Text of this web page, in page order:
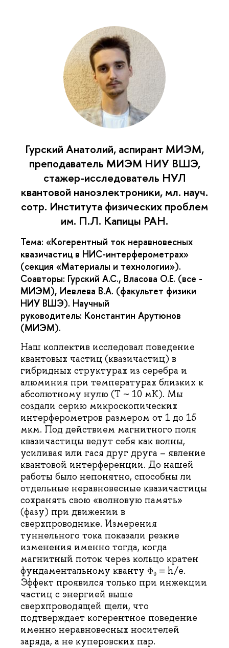
Гурский Анатолий, аспирант МИЭМ,
преподаватель МИЭМ НИУ ВШЭ,
стажер-исследователь НУЛ
квантовой наноэлектроники, мл. науч.
сотр. Института физических проблем
им. П.Л. Капицы РАН.
Тема: «Когерентный ток неравновесных
квазичастиц в НИС-интерферометрах»
(секция «Материалы и технологии»).
Соавторы: Гурский А.С., Власова О.Е. (все -
МИЭМ), Иевлева В.А. (факультет физики
НИУ ВШЭ). Научный
руководитель: Константин Арутюнов
(МИЭМ).
Наш коллектив исследовал поведение
квантовых частиц (квазичастиц) в
гибридных структурах из серебра и
алюминия при температурах близких к
абсолютному нулю (T ~ 10 мК). Мы
создали серию микроскопических
интерферометров размером от 1 до 15
мкм. Под действием магнитного поля
квазичастицы ведут себя как волны,
усиливая или гася друг друга – явление
квантовой интерференции. До нашей
работы было непонятно, способны ли
отдельные неравновесные квазичастицы
сохранять свою «волновую память»
(фазу) при движении в
сверхпроводнике. Измерения
туннельного тока показали резкие
изменения именно тогда, когда
магнитный поток через кольцо кратен
фундаментальному кванту Φ₀ = h/e.
Эффект проявился только при инжекции
частиц с энергией выше
сверхпроводящей щели, что
подтверждает когерентное поведение
именно неравновесных носителей
заряда, а не куперовских пар.